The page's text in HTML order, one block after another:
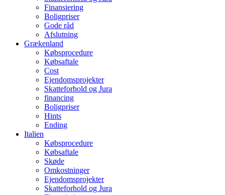
Finansiering
Boligpriser
Gode råd
Afslutning
Grækenland
Købsprocedure
Købsaftale
Cost
Ejendomsprojekter
Skatteforhold og Jura
financing
Boligpriser
Hints
Ending
Italien
Købsprocedure
Købsaftale
Skøde
Omkostninger
Ejendomsprojekter
Skatteforhold og Jura